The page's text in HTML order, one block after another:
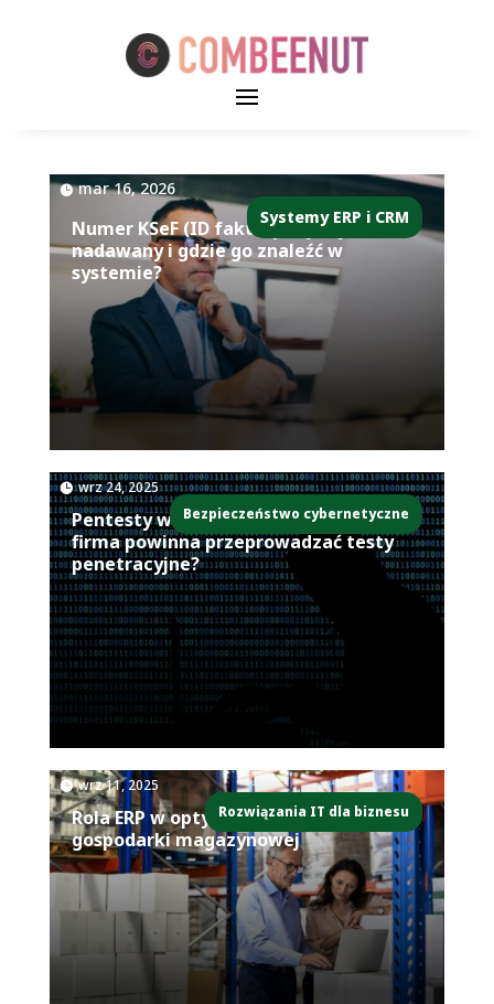
Numer KSeF (ID faktury) – jak jest
nadawany i gdzie go znaleźć w
systemie?
mar 16, 2026|
Systemy ERP i CRM
Pentesty w praktyce – dlaczego każda
firma powinna przeprowadzać testy
penetracyjne?
wrz 24, 2025|
Bezpieczeństwo cybernetyczne
Rola ERP w optymalizacji zapasów i
gospodarki magazynowej
wrz 11, 2025|
Rozwiązania IT dla biznesu